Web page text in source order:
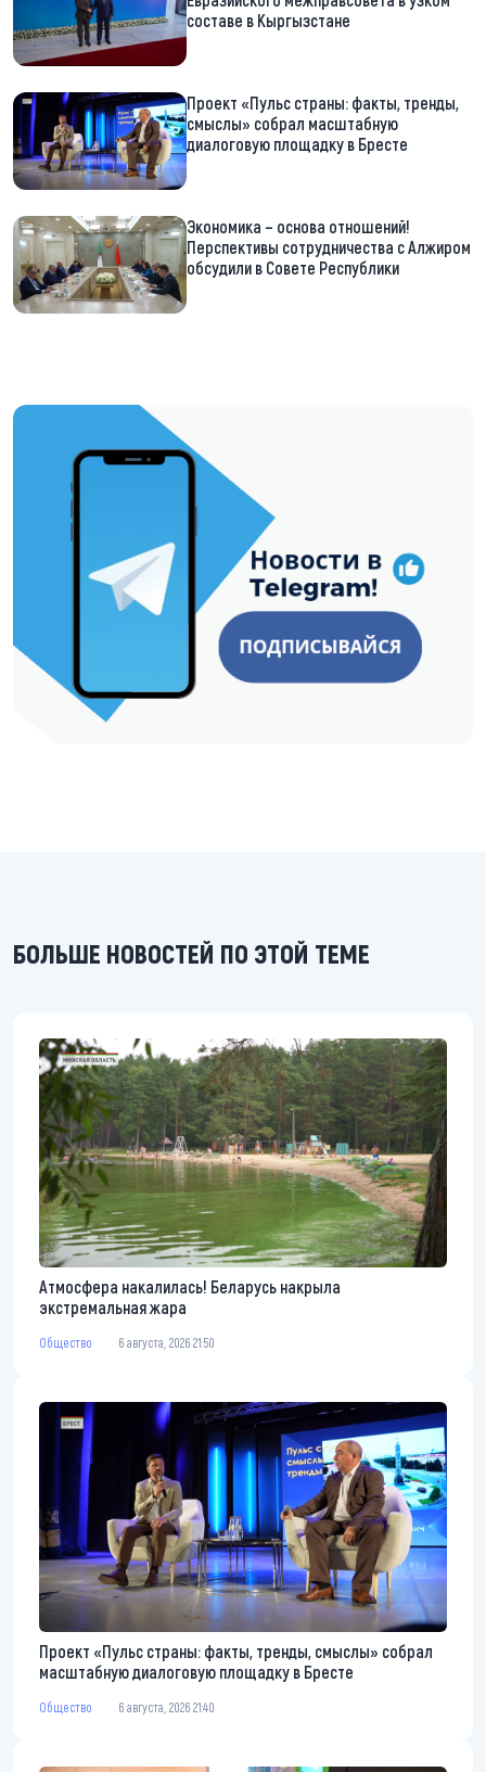
составе в Кыргызстане
Проект «Пульс страны: факты, тренды,
смыслы» собрал масштабную
диалоговую площадку в Бресте
Экономика – основа отношений!
Перспективы сотрудничества с Алжиром
обсудили в Совете Республики
https://t.me/minskctvby
БОЛЬШЕ НОВОСТЕЙ ПО ЭТОЙ ТЕМЕ
Атмосфера накалилась! Беларусь накрыла
экстремальная жара
Общество 6 августа, 2026 21:50
Проект «Пульс страны: факты, тренды, смыслы» собрал
масштабную диалоговую площадку в Бресте
Общество 6 августа, 2026 21:40